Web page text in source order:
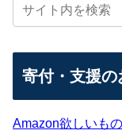
寄付・支援の
Amazon欲しいも